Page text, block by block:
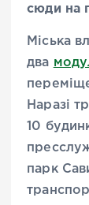
сюди на
Міська
два
Наразі
10
парк